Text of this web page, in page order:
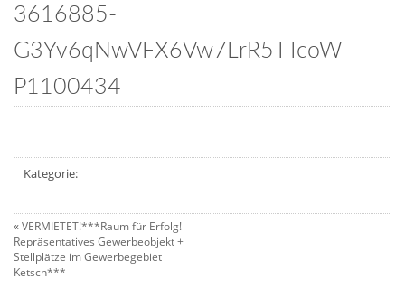
3616885-
G3Yv6qNwVFX6Vw7LrR5TTcoW-
P1100434
Kategorie:
«VERMIETET!***Raum für Erfolg!
Repräsentatives Gewerbeobjekt +
Stellplätze im Gewerbegebiet
Ketsch***